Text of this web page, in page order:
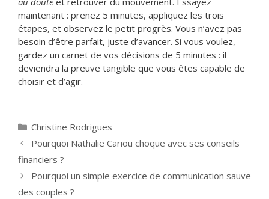
maintenant : prenez 5 minutes, appliquez les trois
étapes, et observez le petit progrès. Vous n’avez pas
besoin d’être parfait, juste d’avancer. Si vous voulez,
gardez un carnet de vos décisions de 5 minutes : il
deviendra la preuve tangible que vous êtes capable de
choisir et d’agir.
Catégories
Christine Rodrigues
Pourquoi Nathalie Cariou choque avec ses conseils
financiers ?
Pourquoi un simple exercice de communication sauve
des couples ?